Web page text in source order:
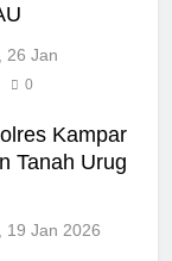
26 Jan
0
Kampar
Tanah Urug
19 Jan 2026